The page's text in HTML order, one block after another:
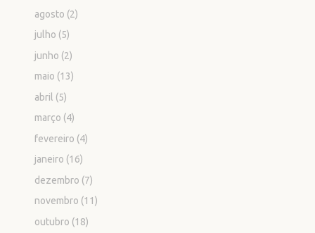
agosto (2)
julho (5)
junho (2)
maio (13)
abril (5)
março (4)
fevereiro (4)
janeiro (16)
dezembro (7)
novembro (11)
outubro (18)